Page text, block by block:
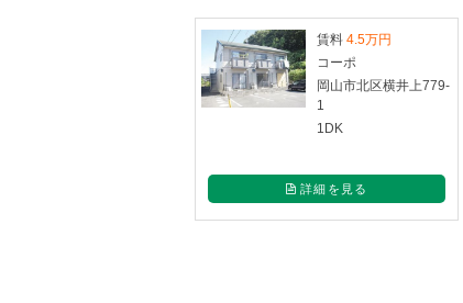
賃料 4.5万円
コーポ
岡山市北区横井上779-
1
1DK
詳細を見る